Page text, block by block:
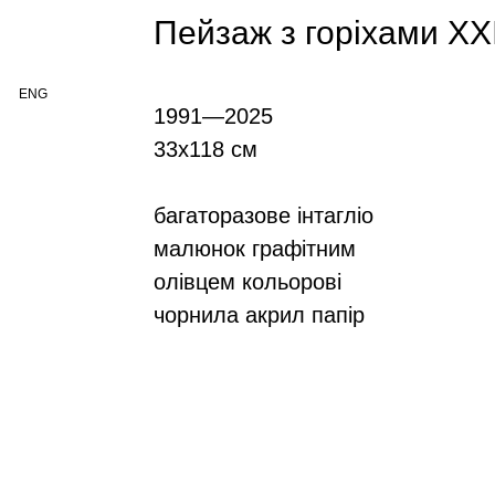
Пейзаж з горіхами
ENG
1991—2025
33x118 см
багаторазове інтагліо
малюнок графітним
олівцем кольорові
чорнила акрил папір